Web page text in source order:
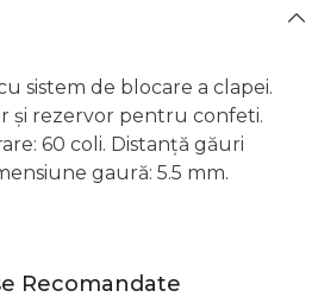
sistem de blocare a clapei.
și rezervor pentru confeti.
60 coli. Distanță găuri
gaură: 5.5 mm.
Recomandate